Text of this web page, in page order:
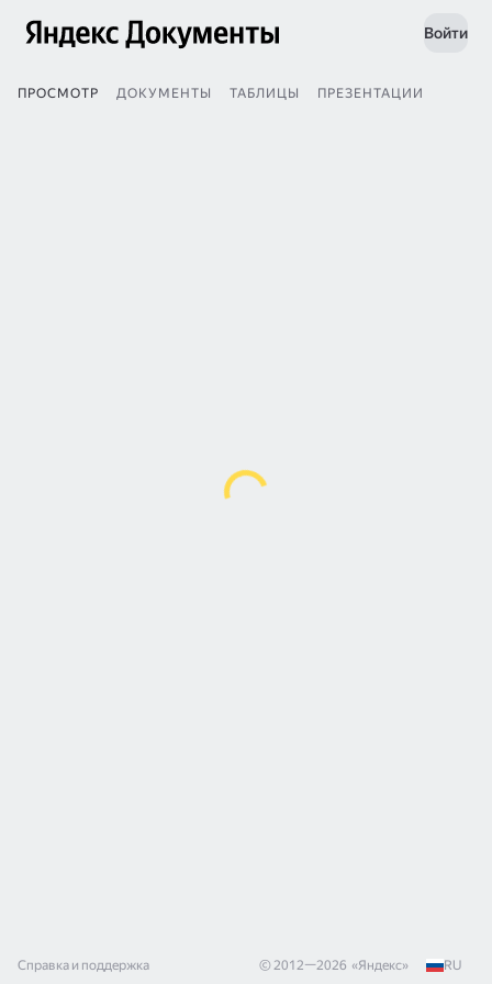
Войти
ПРОСМОТР ДОКУМЕНТЫ ТАБЛИЦЫ ПРЕЗЕНТАЦИИ
Справка и поддержка © 2012—2026 «Яндекс» RU